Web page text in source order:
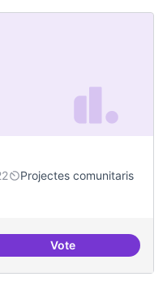
Projectes comunitaris
VoteEspai Jove